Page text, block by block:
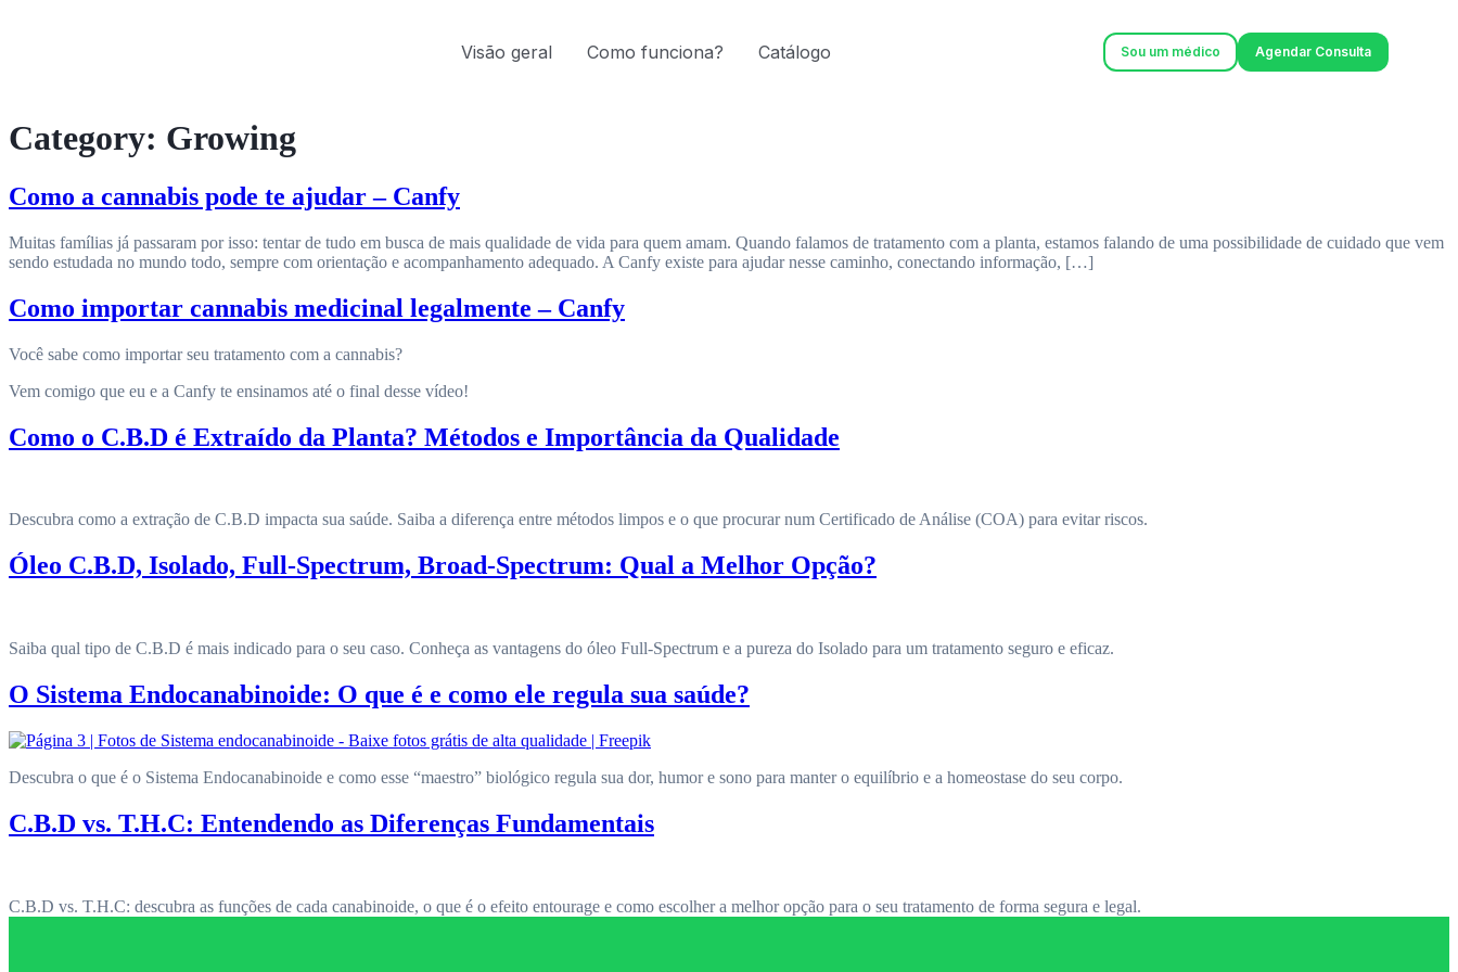
Visão geral Como funciona? Catálogo Sou um médico Agendar Consulta
Category: Growing
Como a cannabis pode te ajudar – Canfy
Muitas famílias já passaram por isso: tentar de tudo em busca de mais qualidade de vida para quem amam. Quando falamos de tratamento com a planta, estamos falando de uma possibilidade de cuidado que vem
sendo estudada no mundo todo, sempre com orientação e acompanhamento adequado. A Canfy existe para ajudar nesse caminho, conectando informação, […]
Como importar cannabis medicinal legalmente – Canfy
Você sabe como importar seu tratamento com a cannabis?
Vem comigo que eu e a Canfy te ensinamos até o final desse vídeo!
Como o C.B.D é Extraído da Planta? Métodos e Importância da Qualidade
Descubra como a extração de C.B.D impacta sua saúde. Saiba a diferença entre métodos limpos e o que procurar num Certificado de Análise (COA) para evitar riscos.
Óleo C.B.D, Isolado, Full-Spectrum, Broad-Spectrum: Qual a Melhor Opção?
Saiba qual tipo de C.B.D é mais indicado para o seu caso. Conheça as vantagens do óleo Full-Spectrum e a pureza do Isolado para um tratamento seguro e eficaz.
O Sistema Endocanabinoide: O que é e como ele regula sua saúde?
Descubra o que é o Sistema Endocanabinoide e como esse “maestro” biológico regula sua dor, humor e sono para manter o equilíbrio e a homeostase do seu corpo.
C.B.D vs. T.H.C: Entendendo as Diferenças Fundamentais
C.B.D vs. T.H.C: descubra as funções de cada canabinoide, o que é o efeito entourage e como escolher a melhor opção para o seu tratamento de forma segura e legal.